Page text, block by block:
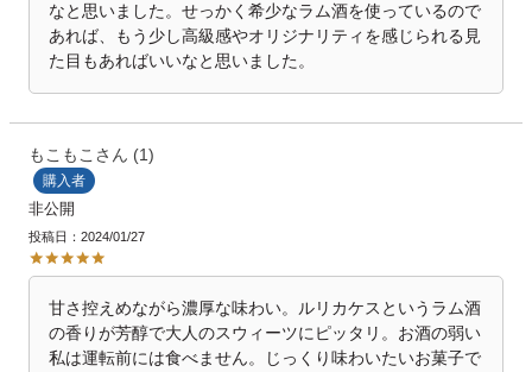
なと思いました。せっかく希少なラム酒を使っているので
あれば、もう少し高級感やオリジナリティを感じられる見
た目もあればいいなと思いました。
もこもこ 1
購入者
非公開
投稿日 2024/01/27
甘さ控えめながら濃厚な味わい。ルリカケスというラム酒
の香りが芳醇で大人のスウィーツにピッタリ。お酒の弱い
私は運転前には食べません。じっくり味わいたいお菓子で